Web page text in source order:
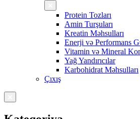
Protein Tozları
Amin Turşuları
Kreatin Məhsulları
Enerji və Performans
Vitamin və Mineral
Yağ Yandırıcılar
Karbohidrat Məhsulları
Çıxış